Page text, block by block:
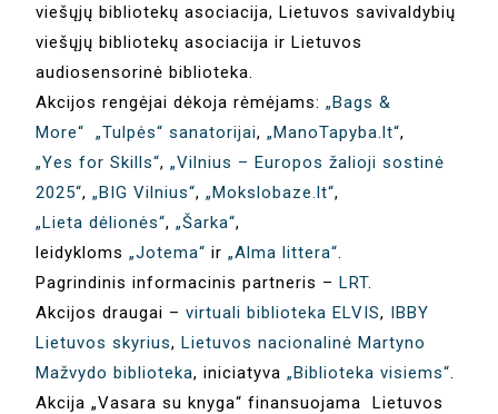
viešųjų bibliotekų asociacija, Lietuvos savivaldybių
viešųjų bibliotekų asociacija ir Lietuvos
audiosensorinė biblioteka.
Akcijos rengėjai dėkoja rėmėjams:„Bags &
More“
„Tulpės“ sanatorijai,„ManoTapyba.lt“,
„Yes for Skills“,„Vilnius – Europos žalioji sostinė
2025“,„BIG Vilnius“,„Mokslobaze.lt“,
„Lieta dėlionės“,„Šarka“,
leidykloms„Jotema“ ir„Alma littera“.
Pagrindinis informacinis partneris –LRT.
Akcijos draugai –virtuali biblioteka ELVIS, ​​​​​​​​ IBBY
Lietuvos skyrius,Lietuvos nacionalinė Martyno
Mažvydo biblioteka, iniciatyva„Biblioteka visiems“.
Akcija „Vasara su knyga“ finansuojama Lietuvos